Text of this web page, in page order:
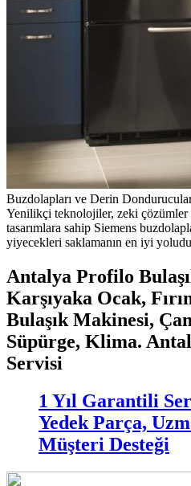
Buzdolapları ve Derin
Yenilikçi teknolojiler, zeki çözümler
tasarımlara sahip Siemens
yiyecekleri saklamanın en iyi
Antalya Profilo
Karşıyaka Ocak,
Bulaşık Makinesi,
Süpürge, Klima.
Servisi
1 Yıl Garantili
Yedek Parça,
Müşteri Desteği